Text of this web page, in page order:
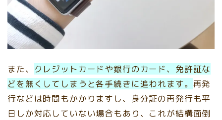
また、
クレジットカードや銀行のカード、免許証な
どを無くしてしまうと各手続きに追われます。 再発
行などは時間もかかりますし、身分証の再発行も平
日しか対応していない場合もあり、これが結構面倒